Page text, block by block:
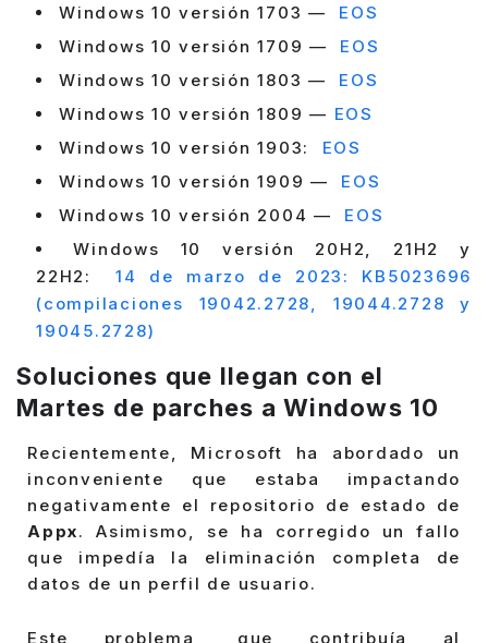
Windows 10 versión 1703 — EOS
Windows 10 versión 1709 — EOS
Windows 10 versión 1803 — EOS
Windows 10 versión 1809 — EOS
Windows 10 versión 1903: EOS
Windows 10 versión 1909 — EOS
Windows 10 versión 2004 — EOS
Windows 10 versión 20H2, 21H2 y
22H2:14 de marzo de 2023: KB5023696
(compilaciones 19042.2728, 19044.2728 y
19045.2728)
Soluciones que llegan con el
Martes de parches a Windows 10
Recientemente, Microsoft ha abordado un
inconveniente que estaba impactando
negativamente el repositorio de estado de
Appx. Asimismo, se ha corregido un fallo
que impedía la eliminación completa de
datos de un perfil de usuario.
Este problema, que contribuía al